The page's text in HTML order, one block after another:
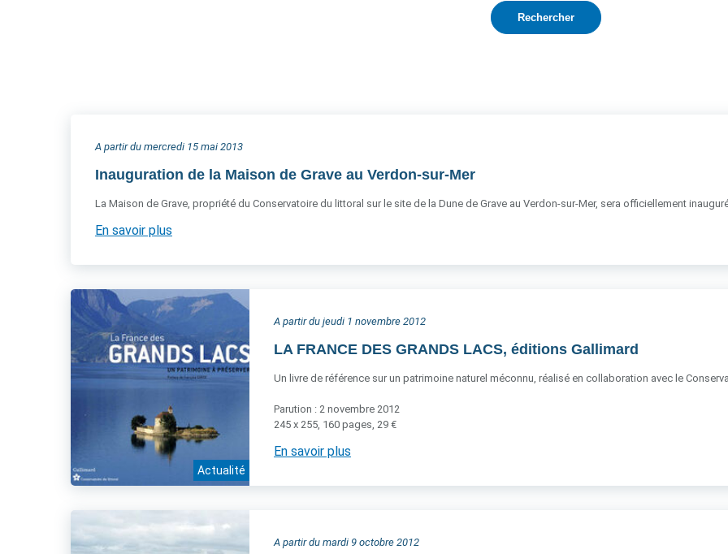
A partir du mercredi 15 mai 2013
Inauguration de la Maison de Grave au Verdon-sur-Mer
La Maison de Grave, propriété du Conservatoire du littoral sur le site de la Dune de Grave au Verdon-sur-Mer, sera officiellement
En savoir plus
Actualité
A partir du jeudi 1 novembre 2012
LA FRANCE DES GRANDS LACS, éditions Gallimard
Un livre de référence sur un patrimoine naturel méconnu, réalisé en collaboration avec le
Parution : 2 novembre 2012
245 x 255, 160 pages, 29 €
En savoir plus
A partir du mardi 9 octobre 2012